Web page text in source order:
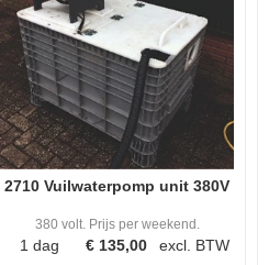
2710 Vuilwaterpomp unit 380V
380 volt. Prijs per weekend.
1 dag € 135,00
excl. BTW